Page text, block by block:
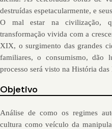
destruídas espetacularmente, e
O mal estar na civilização,
transformação vivida com a
XIX, o surgimento das grandes
familiares, o consumismo, dão
processo será visto na História
Objetivo
Análise de como os regimes
cultura como veículo da